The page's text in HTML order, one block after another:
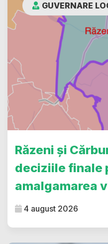
GUVERNARE
Răzeni și
deciziile finale
amalgamarea
4 august 2026